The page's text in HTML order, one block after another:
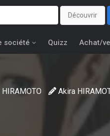
Découvrir
société Quizz Achat/
Akira